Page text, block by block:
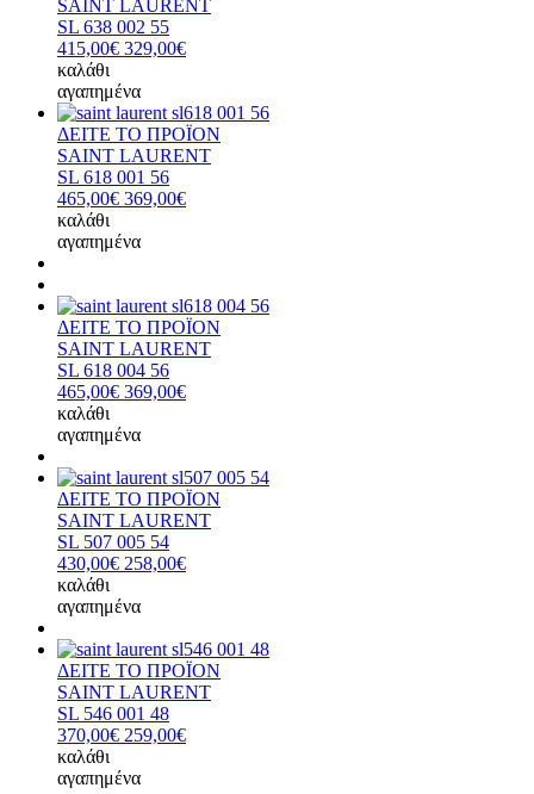
SAINT LAURENT
SL 638 002 55
415,00€ 329,00€
καλάθι
αγαπημένα
ΔΕΙΤΕ ΤΟ ΠΡΟΪΟΝ
SAINT LAURENT
SL 618 001 56
465,00€ 369,00€
καλάθι
αγαπημένα
ΔΕΙΤΕ ΤΟ ΠΡΟΪΟΝ
SAINT LAURENT
SL 618 004 56
465,00€ 369,00€
καλάθι
αγαπημένα
ΔΕΙΤΕ ΤΟ ΠΡΟΪΟΝ
SAINT LAURENT
SL 507 005 54
430,00€ 258,00€
καλάθι
αγαπημένα
ΔΕΙΤΕ ΤΟ ΠΡΟΪΟΝ
SAINT LAURENT
SL 546 001 48
370,00€ 259,00€
καλάθι
αγαπημένα